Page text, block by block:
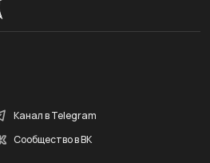
Канал в Telegram
Сообщество в ВК